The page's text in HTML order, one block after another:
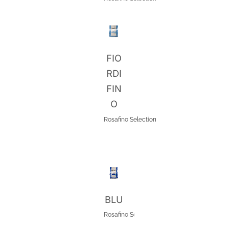
FIO
RDI
FIN
O
Rosafino Selection
BLU
Rosafino Selection